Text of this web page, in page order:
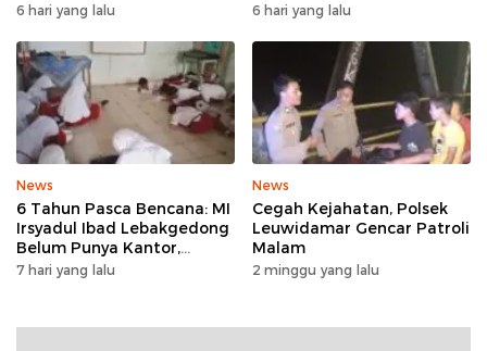
Rangkasbitung
6 hari yang lalu
Kasus Ditangani Bid
6 hari yang lalu
News
6 Tahun Pasca Bencana: MI
Irsyadul Ibad Lebakgedong
Belum Punya Kantor,
Belajar Tanpa Meja-Kursi
7 hari yang lalu
News
Cegah Kejahatan, Polsek
Leuwidamar Gencar Patroli
Malam
2 minggu yang lalu